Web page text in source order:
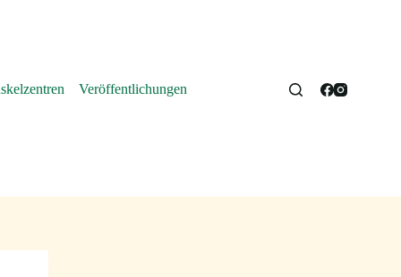
Veröffentlichungen